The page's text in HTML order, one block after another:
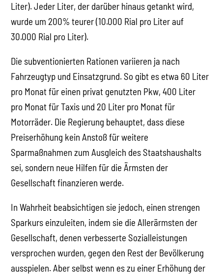
Liter). Jeder Liter, der darüber hinaus getankt wird,
wurde um 200% teurer (10.000 Rial pro Liter auf
30.000 Rial pro Liter).
Die subventionierten Rationen variieren ja nach
Fahrzeugtyp und Einsatzgrund. So gibt es etwa 60 Liter
pro Monat für einen privat genutzten Pkw, 400 Liter
pro Monat für Taxis und 20 Liter pro Monat für
Motorräder. Die Regierung behauptet, dass diese
Preiserhöhung kein Anstoß für weitere
Sparmaßnahmen zum Ausgleich des Staatshaushalts
sei, sondern neue Hilfen für die Ärmsten der
Gesellschaft finanzieren werde.
In Wahrheit beabsichtigen sie jedoch, einen strengen
Sparkurs einzuleiten, indem sie die Allerärmsten der
Gesellschaft, denen verbesserte Sozialleistungen
versprochen wurden, gegen den Rest der Bevölkerung
ausspielen. Aber selbst wenn es zu einer Erhöhung der